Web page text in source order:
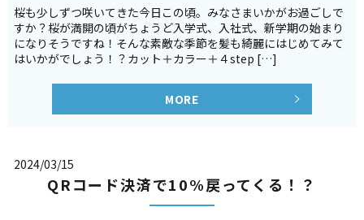
桜も少しずつ咲いてきた今日この頃。みなさまいかがお過ごしで
すか？桜が満開の頃がちょうど入学式、入社式、新学期の始まり
になりそうですね！そんな素敵な季節を髪も綺麗にはじめてみて
はいかがでしょう！？カット＋カラー＋４step […]
MORE
2024/03/15
QRコード決済で10%戻ってくる！？